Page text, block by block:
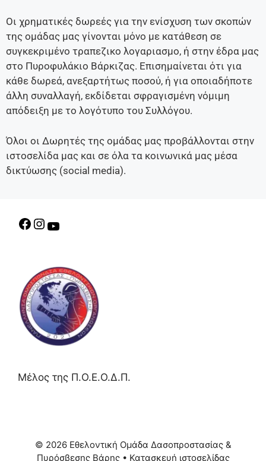
Οι χρηματικές δωρεές για την ενίσχυση των σκοπών
της ομάδας μας γίνονται μόνο με κατάθεση σε
συγκεκριμένο τραπεζικο λογαριασμο, ή στην έδρα μας
στο Πυροφυλάκιο Βάρκιζας. Επισημαίνεται ότι για
κάθε δωρεά, ανεξαρτήτως ποσού, ή για οποιαδήποτε
άλλη συναλλαγή, εκδίδεται σφραγισμένη νόμιμη
απόδειξη με το λογότυπο του Συλλόγου.
Όλοι οι Δωρητές της ομάδας μας προβάλλονται στην
ιστοσελίδα μας και σε όλα τα κοινωνικά μας μέσα
δικτύωσης (social media).
Μέλος της Π.Ο.Ε.Ο.Δ.Π.
© 2026 Εθελοντική Ομάδα Δασοπροστασίας &
Πυρόσβεσης Βάρης• Κατασκευή ιστοσελίδας